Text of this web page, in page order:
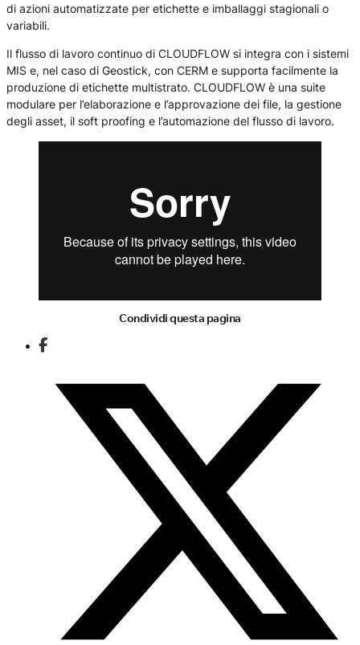
di azioni automatizzate per etichette e imballaggi stagionali o
variabili.
Il flusso di lavoro continuo di CLOUDFLOW si integra con i sistemi
MIS e, nel caso di Geostick, con CERM e supporta facilmente la
produzione di etichette multistrato. CLOUDFLOW è una suite
modulare per l’elaborazione e l’approvazione dei file, la gestione
degli asset, il soft proofing e l’automazione del flusso di lavoro.
Condividi questa pagina